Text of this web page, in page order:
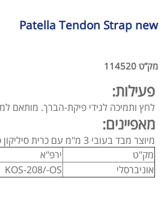
Patella Tendon Strap new
מק”ט 114520
פעילות:
לחץ ותמיכה לגידי פיקת-הברך. מותאם
מאפיינים:
מיוצר מבד בעובי 3 מ"מ עם כרית סיליקון פנימית.
מק"ט
ירפ"א
אוניברסלי
KOS-208/-OS